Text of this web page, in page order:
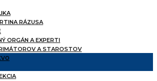
RÁZUSA
ORGÁN A EXPERTI
A STAROSTOV